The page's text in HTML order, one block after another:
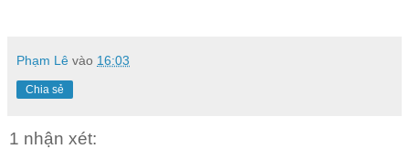
Phạm Lê vào 16:03
Chia sẻ
1 nhận xét: